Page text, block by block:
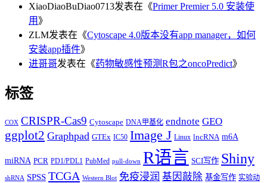
XiaoDiaoBuDiao0713发表在《Primer Premier 5.0 安装使
用 》
ZLM发表在《Cytoscape 4.0版本没有app manager，如何
安装app插件》
进哥哥发表在《药物敏感性预测R包之oncoPredict》
标签
COX CRISPR-Cas9 Cytoscape DNA甲基化 endnote GEO
ggplot2 Graphpad GTEx IC50 Image J Linux lncRNA m6A
miRNA PCR PD1/PDL1 PubMed pull-down R语言 SCI写作 Shiny
shRNA SPSS TCGA Western Blot 免疫浸润 基因敲除 基金写作 实验动